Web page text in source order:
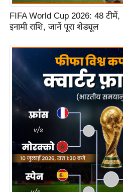
n
d
r
o
d
A
p
p
FIFA World Cup 2026: 48
इनामी राशि, जानें पूरा शेड्यूल